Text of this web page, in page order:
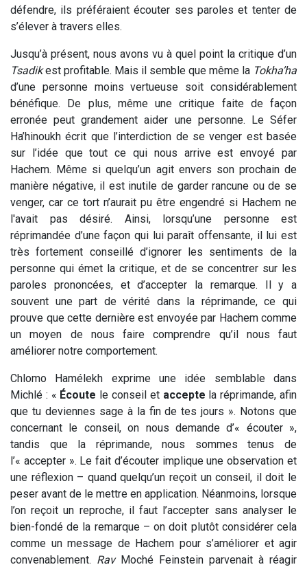
défendre, ils préféraient écouter ses paroles et tenter de
s’élever à travers elles.
Jusqu’à présent, nous avons vu à quel point la critique d’un
Tsadikest profitable. Mais il semble que même la Tokha’ha
d’une personne moins vertueuse soit considérablement
bénéfique. De plus, même une critique faite de façon
erronée peut grandement aider une personne. Le Séfer
Ha’hinoukh écrit que l’interdiction de se venger est basée
sur l’idée que tout ce qui nous arrive est envoyé par
Hachem. Même si quelqu’un agit envers son prochain de
manière négative, il est inutile de garder rancune ou de se
venger, car ce tort n’aurait pu être engendré si Hachem ne
l'avait pas désiré. Ainsi, lorsqu’une personne est
réprimandée d’une façon qui lui paraît offensante, il lui est
très fortement conseillé d’ignorer les sentiments de la
personne qui émet la critique, et de se concentrer sur les
paroles prononcées, et d’accepter la remarque. Il y a
souvent une part de vérité dans la réprimande, ce qui
prouve que cette dernière est envoyée par Hachem comme
un moyen de nous faire comprendre qu’il nous faut
améliorer notre comportement.
Chlomo Hamélekh exprime une idée semblable dans
Michlé : « Écoute le conseil et accepte la réprimande, afin
que tu deviennes sage à la fin de tes jours ». Notons que
concernant le conseil, on nous demande d’« écouter »,
tandis que la réprimande, nous sommes tenus de
l’« accepter ». Le fait d’écouter implique une observation et
une réflexion – quand quelqu’un reçoit un conseil, il doit le
peser avant de le mettre en application. Néanmoins, lorsque
l’on reçoit un reproche, il faut l’accepter sans analyser le
bien-fondé de la remarque – on doit plutôt considérer cela
comme un message de Hachem pour s’améliorer et agir
convenablement. RavMoché Feinstein parvenait à réagir